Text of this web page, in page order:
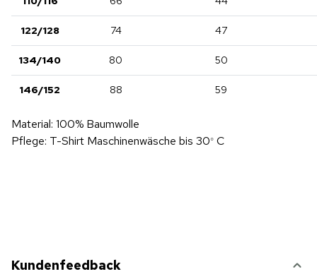
122/128 74 47
134/140 80 50
146/152 88 59
Material: 100% Baumwolle
Pflege: T-Shirt Maschinenwäsche bis 30° C
Kundenfeedback